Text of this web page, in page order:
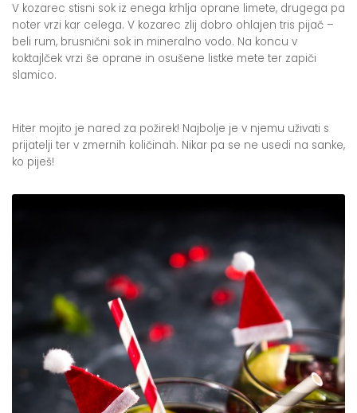
V kozarec stisni sok iz enega krhlja oprane limete, drugega pa
noter vrzi kar celega. V kozarec zlij dobro ohlajen tris pijač –
beli rum, brusnični sok in mineralno vodo. Na koncu v
koktajlček vrzi še oprane in osušene listke mete ter zapiči
slamico.
Hiter mojito je nared za požirek! Najbolje je v njemu uživati s
prijatelji ter v zmernih količinah. Nikar pa se ne usedi na sanke,
ko piješ!